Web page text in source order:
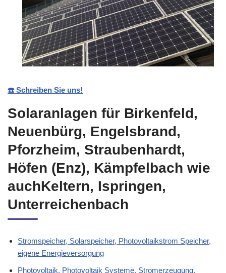
☎️ Schreiben Sie uns!
Solaranlagen für Birkenfeld,
Neuenbürg, Engelsbrand,
Pforzheim, Straubenhardt,
Höfen (Enz), Kämpfelbach wie
auchKeltern, Ispringen,
Unterreichenbach
Stromspeicher, Solarspeicher, Photovoltaikstrom Speicher,
eigene Energieversorgung
Photovoltaik, Photovoltaik Systeme, Stromerzeugung,